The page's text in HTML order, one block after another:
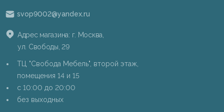
svop9002@yandex.ru
Адрес магазина: г. Москва,
ул. Свободы, 29
ТЦ "Свобода Мебель", второй этаж,
помещения 14 и 15
c 10:00 до 20:00
без выходных